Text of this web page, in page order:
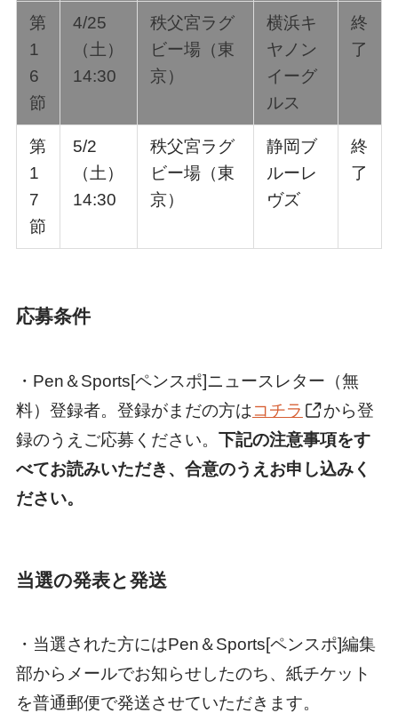
第
1
6
節
4/25
（土）
14:30
秩父宮ラグ
ビー場（東
京）
横浜キ
ヤノン
イーグ
ルス
終
了
第
1
7
節
5/2
（土）
14:30
秩父宮ラグ
ビー場（東
京）
静岡ブ
ルーレ
ヴズ
終
了
応募条件
・Pen＆Sports[ペンスポ]ニュースレター（無
料）登録者。登録がまだの方はコチラ
から登
録のうえご応募ください。 下記の注意事項をす
べてお読みいただき、合意のうえお申し込みく
ださい。
当選の発表と発送
・当選された方にはPen＆Sports[ペンスポ]編集
部からメールでお知らせしたのち、紙チケット
を普通郵便で発送させていただきます。